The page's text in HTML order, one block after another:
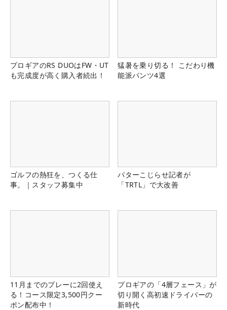
プロギアのRS DUOはFW・UT
も完成度が高く購入者続出！
猛暑を乗り切る！ こだわり機
能派パンツ4選
ゴルフの熱狂を、つくる仕
事。｜スタッフ募集中
パターこじらせ記者が
「TRTL」で大改善
11月までのプレーに2回使え
る！コース限定3,500円クー
ポン配布中！
プロギアの「4層フェース」が
切り開く高初速ドライバーの
新時代